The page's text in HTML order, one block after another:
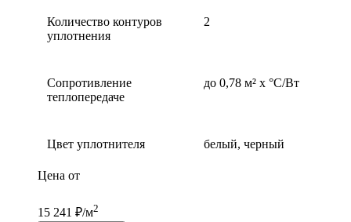
Количество контуров
уплотнения
2
Сопротивление
теплопередаче
до 0,78 м² х °С/Вт
Цвет уплотнителя белый, черный
Цена от
15 241 ₽/м2